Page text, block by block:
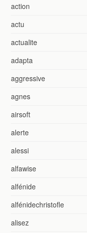
action
actu
actualite
adapta
aggressive
agnes
airsoft
alerte
alessi
alfawise
alfénide
alfénidechristofle
alisez